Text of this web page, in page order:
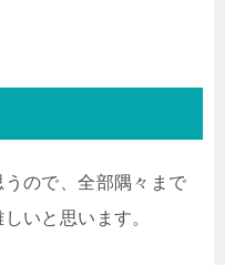
ので、全部隅々まで
いと思います。